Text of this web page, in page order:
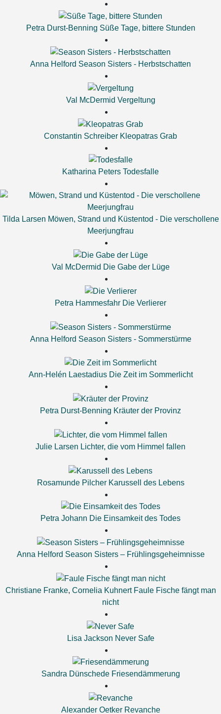
Petra Durst-Benning Süße Tage, bittere Stunden
Anna Helford Season Sisters - Herbstschatten
Val McDermid Vergeltung
Constantin Schreiber Kleopatras Grab
Katharina Peters Todesfalle
Tilda Larsen Möwen, Strand und Küstentod - Die verschollene
Meerjungfrau
Val McDermid Die Gabe der Lüge
Petra Hammesfahr Die Verlierer
Anna Helford Season Sisters - Sommerstürme
Ann-Helén Laestadius Die Zeit im Sommerlicht
Petra Durst-Benning Kräuter der Provinz
Julie Larsen Lichter, die vom Himmel fallen
Rosamunde Pilcher Karussell des Lebens
Petra Johann Die Einsamkeit des Todes
Anna Helford Season Sisters – Frühlingsgeheimnisse
Christiane Franke, Cornelia Kuhnert Faule Fische fängt man
nicht
Lisa Jackson Never Safe
Sandra Dünschede Friesendämmerung
Alexander Oetker Revanche